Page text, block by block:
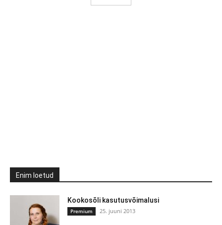
Enim loetud
Kookosõli kasutusvõimalusi
Premium 25. juuni 2013